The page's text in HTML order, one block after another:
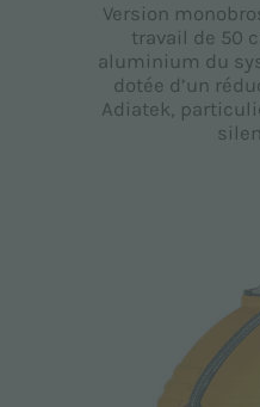
Version
travail de 50
aluminium du
dotée d’un
Adiatek,